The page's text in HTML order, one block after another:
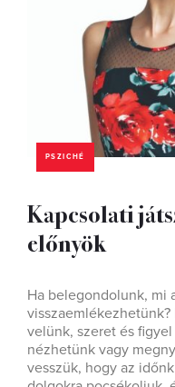
PSZICHÉ
Kapcsolati
előnyök
Ha belegondolunk, mi
velünk, szeret és
nézhetünk vagy
vesszük, hogy az